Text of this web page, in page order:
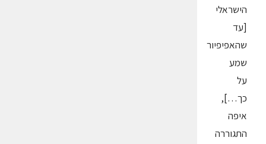
הישראלי
[עד
שהאפיפיור
שמע
על
כך…],
איפה
התגוררה